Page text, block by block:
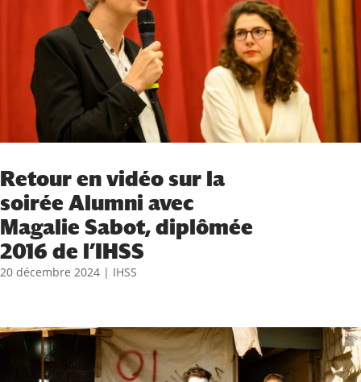
Retour en vidéo sur la
soirée Alumni avec
Magalie Sabot, diplômée
2016 de l’IHSS
20 décembre 2024 | IHSS